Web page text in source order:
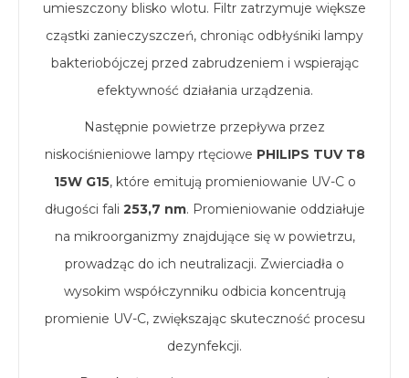
umieszczony blisko wlotu. Filtr zatrzymuje większe
cząstki zanieczyszczeń, chroniąc odbłyśniki lampy
bakteriobójczej przed zabrudzeniem i wspierając
efektywność działania urządzenia.
Następnie powietrze przepływa przez
niskociśnieniowe lampy rtęciowe PHILIPS TUV T8
15W G15, które emitują promieniowanie UV-C o
długości fali 253,7 nm. Promieniowanie oddziałuje
na mikroorganizmy znajdujące się w powietrzu,
prowadząc do ich neutralizacji. Zwierciadła o
wysokim współczynniku odbicia koncentrują
promienie UV-C, zwiększając skuteczność procesu
dezynfekcji.